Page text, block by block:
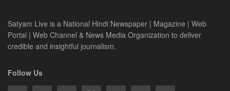
Satyam Live is a National Hindi Newspaper | Magazine | Web
Portal | Web Channel & News Media Organization to deliver
credible and insightful journalism.
Follow Us